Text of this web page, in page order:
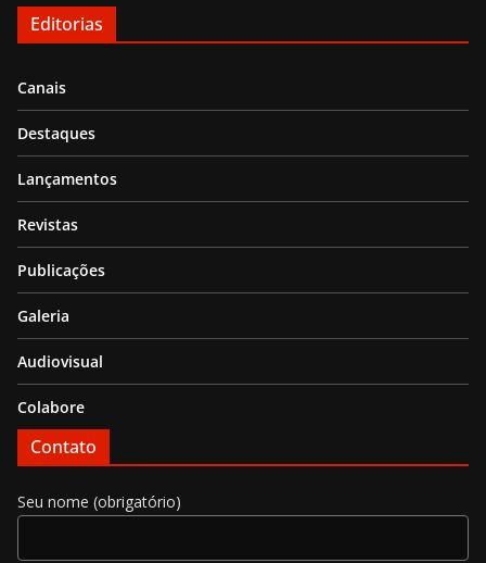
Editorias
Canais
Destaques
Lançamentos
Revistas
Publicações
Galeria
Audiovisual
Colabore
Contato
Seu nome (obrigatório)